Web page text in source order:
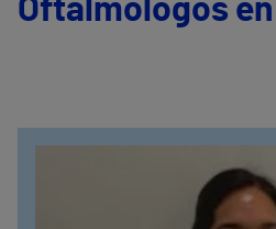
Oftalmólogos